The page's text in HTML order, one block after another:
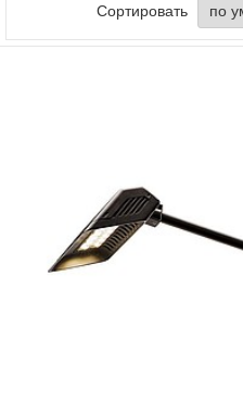
Сортировать